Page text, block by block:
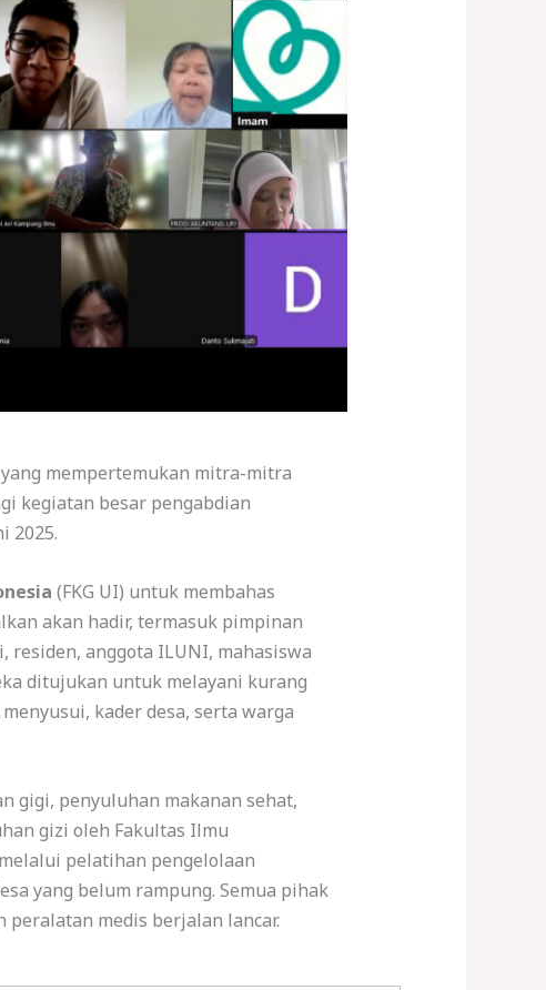
mempertemukan mitra-mitra
kegiatan besar pengabdian
2025.
(FKG UI) untuk membahas
akan hadir, termasuk pimpinan
anggota ILUNI, mahasiswa
ditujukan untuk melayani kurang
kader desa, serta warga
gigi, penyuluhan makanan sehat,
gizi oleh Fakultas Ilmu
pelatihan pengelolaan
yang belum rampung. Semua pihak
medis berjalan lancar.